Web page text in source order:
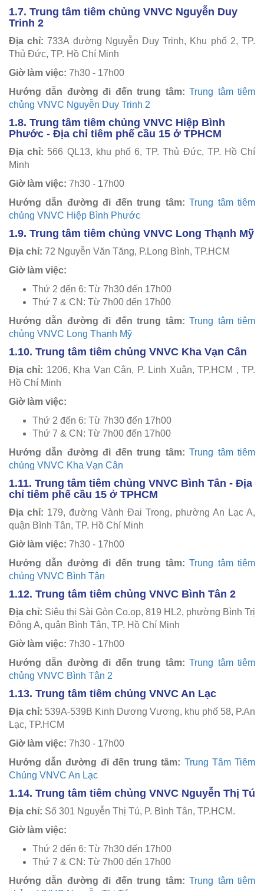
1.7. Trung tâm tiêm chủng VNVC Nguyễn Duy
Trinh 2
Địa chỉ:733A đường Nguyễn Duy Trinh, Khu phố 2, TP.
Thủ Đức, TP. Hồ Chí Minh
Giờ làm việc: 7h30 - 17h00
Hướng dẫn đường đi đến trung tâm:Trung tâm tiêm
chủng VNVC Nguyễn Duy Trinh 2
1.8. Trung tâm tiêm chủng VNVC Hiệp Bình
Phước - Địa chỉ tiêm phế cầu 15 ở TPHCM
Địa chỉ: 566 QL13, khu phố 6, TP. Thủ Đức, TP. Hồ Chí
Minh
Giờ làm việc: 7h30 - 17h00
Hướng dẫn đường đi đến trung tâm:Trung tâm tiêm
chủng VNVC Hiệp Bình Phước
1.9. Trung tâm tiêm chủng VNVC Long Thạnh Mỹ
Địa chỉ: 72 Nguyễn Văn Tăng, P.Long Bình, TP.HCM
Giờ làm việc:
Thứ 2 đến 6: Từ 7h30 đến 17h00
Thứ 7 & CN: Từ 7h00 đến 17h00
Hướng dẫn đường đi đến trung tâm:Trung tâm tiêm
chủng VNVC Long Thạnh Mỹ
1.10. Trung tâm tiêm chủng VNVC Kha Vạn Cân
Địa chỉ: 1206, Kha Vạn Cân, P. Linh Xuân, TP.HCM , TP.
Hồ Chí Minh
Giờ làm việc:
Thứ 2 đến 6: Từ 7h30 đến 17h00
Thứ 7 & CN: Từ 7h00 đến 17h00
Hướng dẫn đường đi đến trung tâm:Trung tâm tiêm
chủng VNVC Kha Vạn Cân
1.11. Trung tâm tiêm chủng VNVC Bình Tân - Địa
chỉ tiêm phế cầu 15 ở TPHCM
Địa chỉ: 179, đường Vành Đai Trong, phường An Lạc A,
quận Bình Tân, TP. Hồ Chí Minh
Giờ làm việc: 7h30 - 17h00
Hướng dẫn đường đi đến trung tâm:Trung tâm tiêm
chủng VNVC Bình Tân
1.12. Trung tâm tiêm chủng VNVC Bình Tân 2
Địa chỉ: Siêu thị Sài Gòn Co.op, 819 HL2, phường Bình Trị
Đông A, quận Bình Tân, TP. Hồ Chí Minh
Giờ làm việc: 7h30 - 17h00
Hướng dẫn đường đi đến trung tâm:Trung tâm tiêm
chủng VNVC Bình Tân 2
1.13. Trung tâm tiêm chủng VNVC An Lạc
Địa chỉ: 539A-539B Kinh Dương Vương, khu phố 58, P.An
Lạc, TP.HCM
Giờ làm việc: 7h30 - 17h00
Hướng dẫn đường đi đến trung tâm: Trung Tâm Tiêm
Chủng VNVC An Lạc
1.14. Trung tâm tiêm chủng VNVC Nguyễn Thị Tú
Địa chỉ: Số 301 Nguyễn Thị Tú, P. Bình Tân, TP.HCM.
Giờ làm việc:
Thứ 2 đến 6: Từ 7h30 đến 17h00
Thứ 7 & CN: Từ 7h00 đến 17h00
Hướng dẫn đường đi đến trung tâm:Trung tâm tiêm